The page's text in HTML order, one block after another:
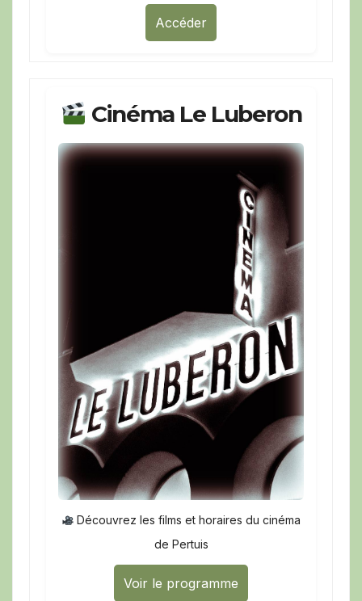
Accéder
Cinéma Le Luberon
Découvrez les films et horaires du cinéma
de Pertuis
Voir le programme